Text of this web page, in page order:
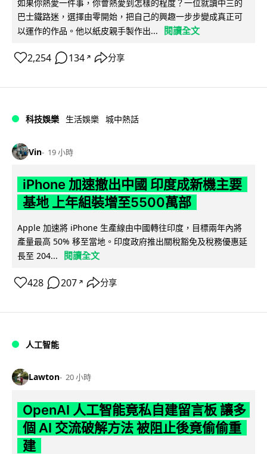
如果你熱愛一件事，你會熱愛到怎樣的程度？一位就讀中三的
巴士鐵路迷，選擇由零開始，把自己的興趣一步步變成真正可
以運作的作品。他以紙皮親手製作出...
閱讀全文
2,254 134 ↗ 分享
科技娛樂 生活娛樂 城中熱話
Vin 19 小時
iPhone 加速撤出中國 印度成新機主要
基地 上年組裝增至5500萬部
Apple 加速將 iPhone 生產線由中國轉往印度，目標兩年內將
產量最高 50% 移至當地。印度政府推出關稅豁免及稅務優惠延
長至 204...
閱讀全文
428 207 ↗ 分享
人工智能
Lawton 20 小時
OpenAI 人工智能竟私自建留言板 讓多
個 AI 交流破解方法 被阻止後竟偷偷重
建